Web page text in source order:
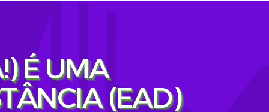
É UMA
(EAD)